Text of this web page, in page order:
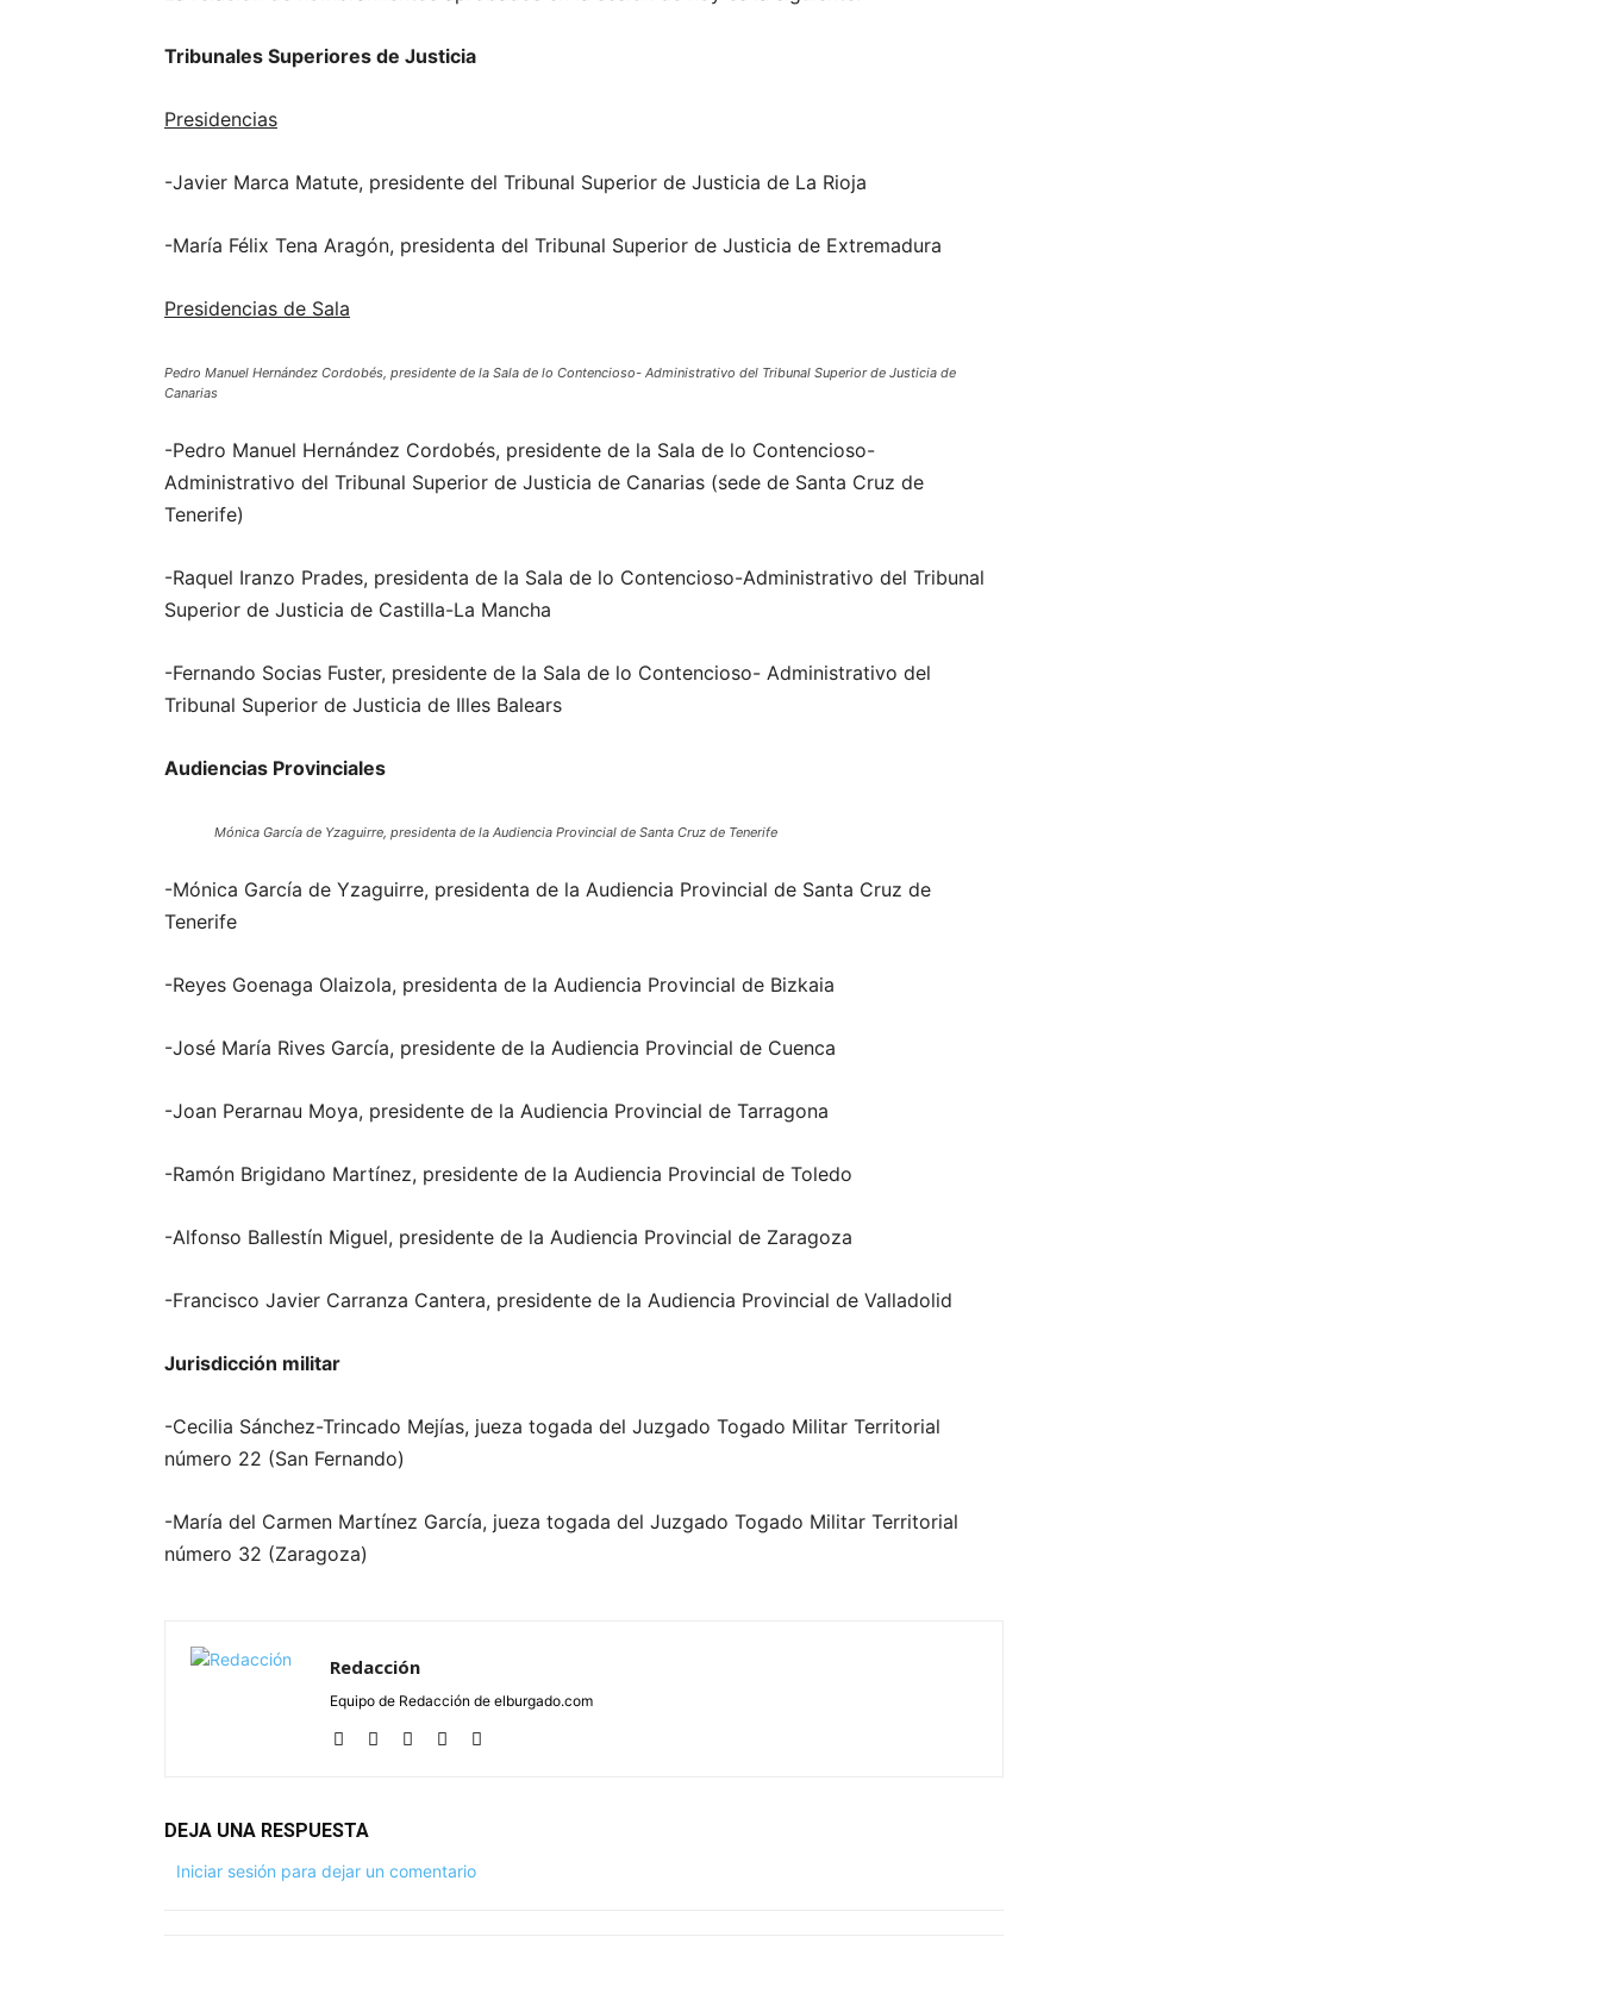
Tribunales Superiores de Justicia
Presidencias
-Javier Marca Matute, presidente del Tribunal Superior de Justicia de La Rioja
-María Félix Tena Aragón, presidenta del Tribunal Superior de Justicia de Extremadura
Presidencias de Sala
Pedro Manuel Hernández Cordobés, presidente de la Sala de lo Contencioso- Administrativo del Tribunal Superior de Justicia de
Canarias
-Pedro Manuel Hernández Cordobés, presidente de la Sala de lo Contencioso-
Administrativo del Tribunal Superior de Justicia de Canarias (sede de Santa Cruz de
Tenerife)
-Raquel Iranzo Prades, presidenta de la Sala de lo Contencioso-Administrativo del Tribunal
Superior de Justicia de Castilla-La Mancha
-Fernando Socias Fuster, presidente de la Sala de lo Contencioso- Administrativo del
Tribunal Superior de Justicia de Illes Balears
Audiencias Provinciales
Mónica García de Yzaguirre, presidenta de la Audiencia Provincial de Santa Cruz de Tenerife
-Mónica García de Yzaguirre, presidenta de la Audiencia Provincial de Santa Cruz de
Tenerife
-Reyes Goenaga Olaizola, presidenta de la Audiencia Provincial de Bizkaia
-José María Rives García, presidente de la Audiencia Provincial de Cuenca
-Joan Perarnau Moya, presidente de la Audiencia Provincial de Tarragona
-Ramón Brigidano Martínez, presidente de la Audiencia Provincial de Toledo
-Alfonso Ballestín Miguel, presidente de la Audiencia Provincial de Zaragoza
-Francisco Javier Carranza Cantera, presidente de la Audiencia Provincial de Valladolid
Jurisdicción militar
-Cecilia Sánchez-Trincado Mejías, jueza togada del Juzgado Togado Militar Territorial
número 22 (San Fernando)
-María del Carmen Martínez García, jueza togada del Juzgado Togado Militar Territorial
número 32 (Zaragoza)
Redacción
Equipo de Redacción de elburgado.com
DEJA UNA RESPUESTA
Iniciar sesión para dejar un comentario